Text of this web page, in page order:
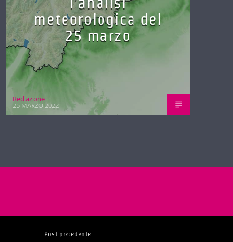
meteorologica del
25 marzo
Red.azione
25 MARZO 2022
Post precedente